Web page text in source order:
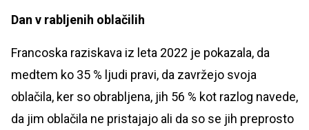
Dan v rabljenih oblačilih
Francoska raziskava iz leta 2022 je pokazala, da
medtem ko 35 % ljudi pravi, da zavržejo svoja
oblačila, ker so obrabljena, jih 56 % kot razlog navede,
da jim oblačila ne pristajajo ali da so se jih preprosto